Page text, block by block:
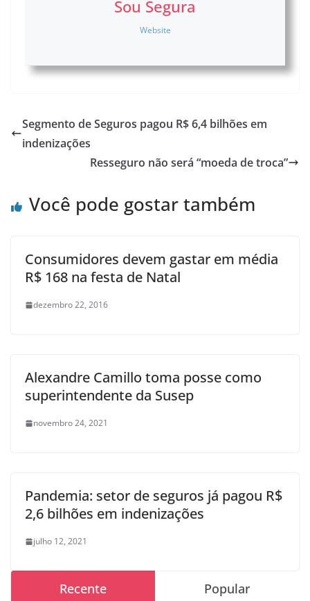
Sou Segura
Website
Segmento de Seguros pagou R$ 6,4 bilhões em
indenizações
Resseguro não será “moeda de troca”
Você pode gostar também
Consumidores devem gastar em média
R$ 168 na festa de Natal
dezembro 22, 2016
Alexandre Camillo toma posse como
superintendente da Susep
novembro 24, 2021
Pandemia: setor de seguros já pagou R$
2,6 bilhões em indenizações
julho 12, 2021
Recente Popular